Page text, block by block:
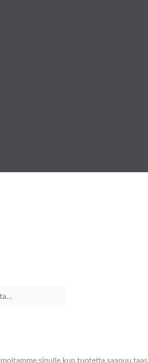
Ilmoitamme sinulle kun tuotetta saapuu taas